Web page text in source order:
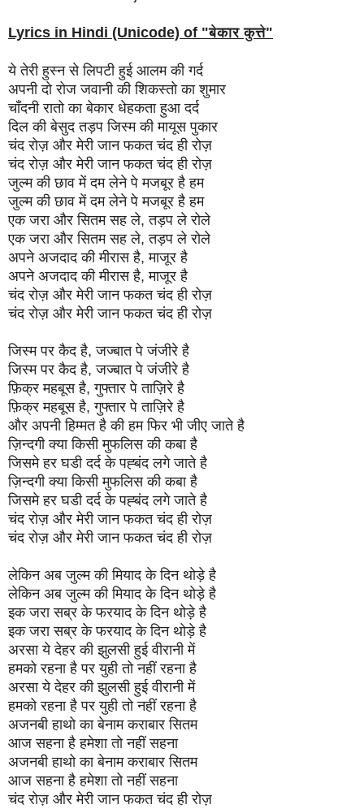
Lyrics in Hindi (Unicode) of "बेकार कुत्ते"
ये तेरी हुस्न से लिपटी हुई आलम की गर्द
अपनी दो रोज जवानी की शिकस्तो का शुमार
चाँदनी रातो का बेकार धेहकता हुआ दर्द
दिल की बेसुद तड़प जिस्म की मायूस पुकार
चंद रोज़ और मेरी जान फकत चंद ही रोज़
चंद रोज़ और मेरी जान फकत चंद ही रोज़
जुल्म की छाव में दम लेने पे मजबूर है हम
जुल्म की छाव में दम लेने पे मजबूर है हम
एक जरा और सितम सह ले, तड़प ले रोले
एक जरा और सितम सह ले, तड़प ले रोले
अपने अजदाद की मीरास है, माजूर है
अपने अजदाद की मीरास है, माजूर है
चंद रोज़ और मेरी जान फकत चंद ही रोज़
चंद रोज़ और मेरी जान फकत चंद ही रोज़
जिस्म पर कैद है, जज्बात पे जंजीरे है
जिस्म पर कैद है, जज्बात पे जंजीरे है
फ़िक्र महबूस है, गुफ्तार पे ताज़िरे है
फ़िक्र महबूस है, गुफ्तार पे ताज़िरे है
और अपनी हिम्मत है की हम फिर भी जीए जाते है
ज़िन्दगी क्या किसी मुफलिस की कबा है
जिसमे हर घडी दर्द के पह्बंद लगे जाते है
ज़िन्दगी क्या किसी मुफलिस की कबा है
जिसमे हर घडी दर्द के पह्बंद लगे जाते है
चंद रोज़ और मेरी जान फकत चंद ही रोज़
चंद रोज़ और मेरी जान फकत चंद ही रोज़
लेकिन अब जुल्म की मियाद के दिन थोड़े है
लेकिन अब जुल्म की मियाद के दिन थोड़े है
इक जरा सब्र के फरयाद के दिन थोड़े है
इक जरा सब्र के फरयाद के दिन थोड़े है
अरसा ये देहर की झुलसी हुई वीरानी में
हमको रहना है पर युही तो नहीं रहना है
अरसा ये देहर की झुलसी हुई वीरानी में
हमको रहना है पर युही तो नहीं रहना है
अजनबी हाथो का बेनाम कराबार सितम
आज सहना है हमेशा तो नहीं सहना
अजनबी हाथो का बेनाम कराबार सितम
आज सहना है हमेशा तो नहीं सहना
चंद रोज़ और मेरी जान फकत चंद ही रोज़